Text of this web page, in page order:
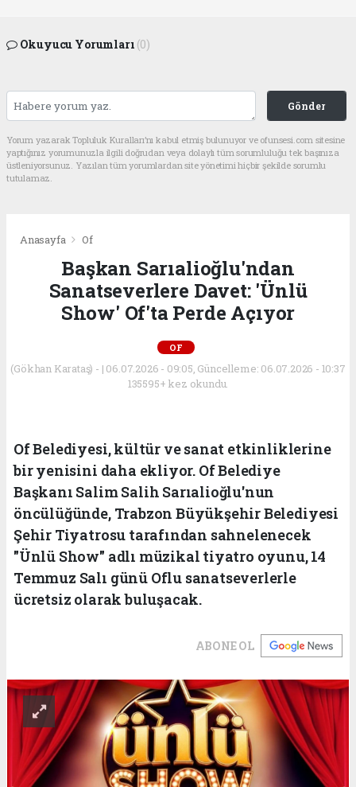
Okuyucu Yorumları (0)
Gönder
Yorum yazarak Topluluk Kuralları’nı kabul etmiş bulunuyor ve ofunsesi.com sitesine
yaptığınız yorumunuzla ilgili doğrudan veya dolaylı tüm sorumluluğu tek başınıza
üstleniyorsunuz. Yazılan tüm yorumlardan site yönetimi hiçbir şekilde sorumlu
tutulamaz.
Anasayfa Of
Başkan Sarıalioğlu'ndan
Sanatseverlere Davet: 'Ünlü
Show' Of'ta Perde Açıyor
OF
(Gökhan Karataş) - | 06.07.2026 - 09:05, Güncelleme: 06.07.2026 - 10:37
135595+ kez okundu.
Of Belediyesi, kültür ve sanat etkinliklerine
bir yenisini daha ekliyor. Of Belediye
Başkanı Salim Salih Sarıalioğlu'nun
öncülüğünde, Trabzon Büyükşehir Belediyesi
Şehir Tiyatrosu tarafından sahnelenecek
"Ünlü Show" adlı müzikal tiyatro oyunu, 14
Temmuz Salı günü Oflu sanatseverlerle
ücretsiz olarak buluşacak.
ABONE OL